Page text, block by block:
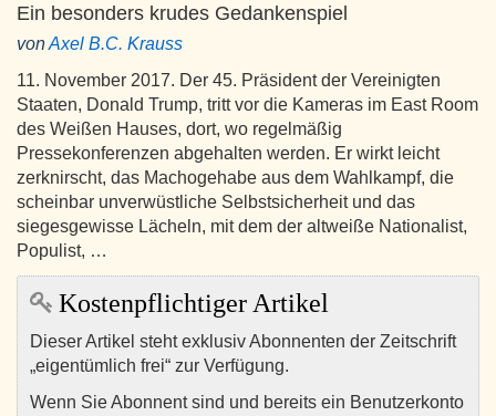
Ein besonders krudes Gedankenspiel
vonAxel B.C. Krauss
11. November 2017. Der 45. Präsident der Vereinigten
Staaten, Donald Trump, tritt vor die Kameras im East Room
des Weißen Hauses, dort, wo regelmäßig
Pressekonferenzen abgehalten werden. Er wirkt leicht
zerknirscht, das Machogehabe aus dem Wahlkampf, die
scheinbar unverwüstliche Selbstsicherheit und das
siegesgewisse Lächeln, mit dem der altweiße Nationalist,
Populist, …
Kostenpflichtiger Artikel
Dieser Artikel steht exklusiv Abonnenten der Zeitschrift
„eigentümlich frei“ zur Verfügung.
Wenn Sie Abonnent sind und bereits ein Benutzerkonto